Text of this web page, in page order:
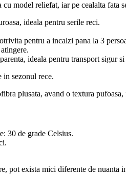
cu model reliefat, iar pe cealalta fata
ideala pentru serile reci.
pentru a incalzi pana la 3
ideala pentru transport sigur
in sezonul rece.
plusata, avand o textura
30 de grade Celsius.
pot exista mici diferente de